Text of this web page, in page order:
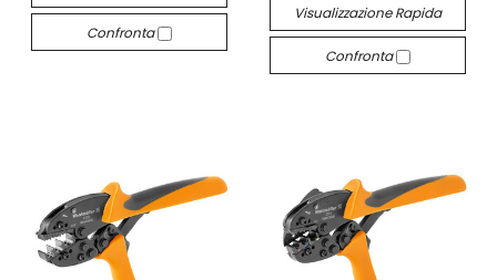
Confronta
Visualizzazione Rapida
Confronta